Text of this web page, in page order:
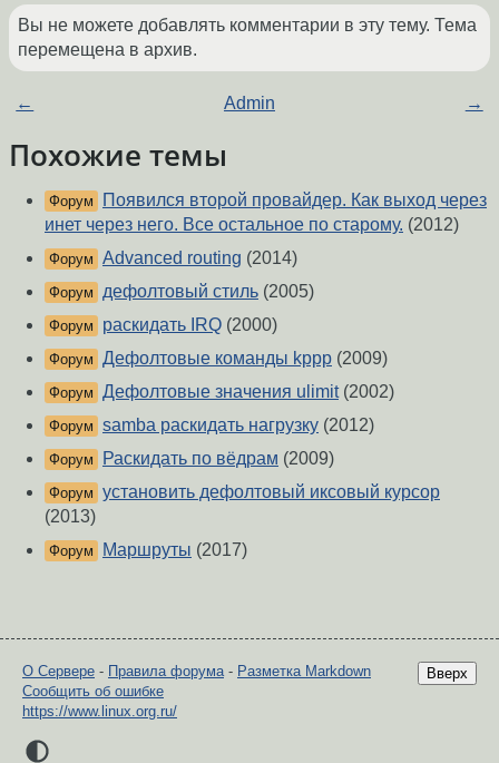
Вы не можете добавлять комментарии в эту тему. Тема
перемещена в архив.
← Admin →
Похожие темы
Форум
Появился второй провайдер. Как выход через
инет через него. Все остальное по старому. (2012)
Форум Advanced routing (2014)
Форум дефолтовый стиль (2005)
Форум раскидать IRQ (2000)
Форум Дефолтовые команды kppp (2009)
Форум Дефолтовые значения ulimit(2002)
Форум samba раскидать нагрузку (2012)
Форум Раскидать по вёдрам (2009)
Форум установить дефолтовый иксовый курсор
(2013)
Форум Маршруты (2017)
Вверх
О Сервере - Правила форума- Разметка Markdown
Сообщить об ошибке
https://www.linux.org.ru/